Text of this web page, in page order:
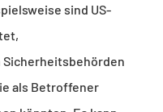
sind US-
Sicherheitsbehörden
als Betroffener